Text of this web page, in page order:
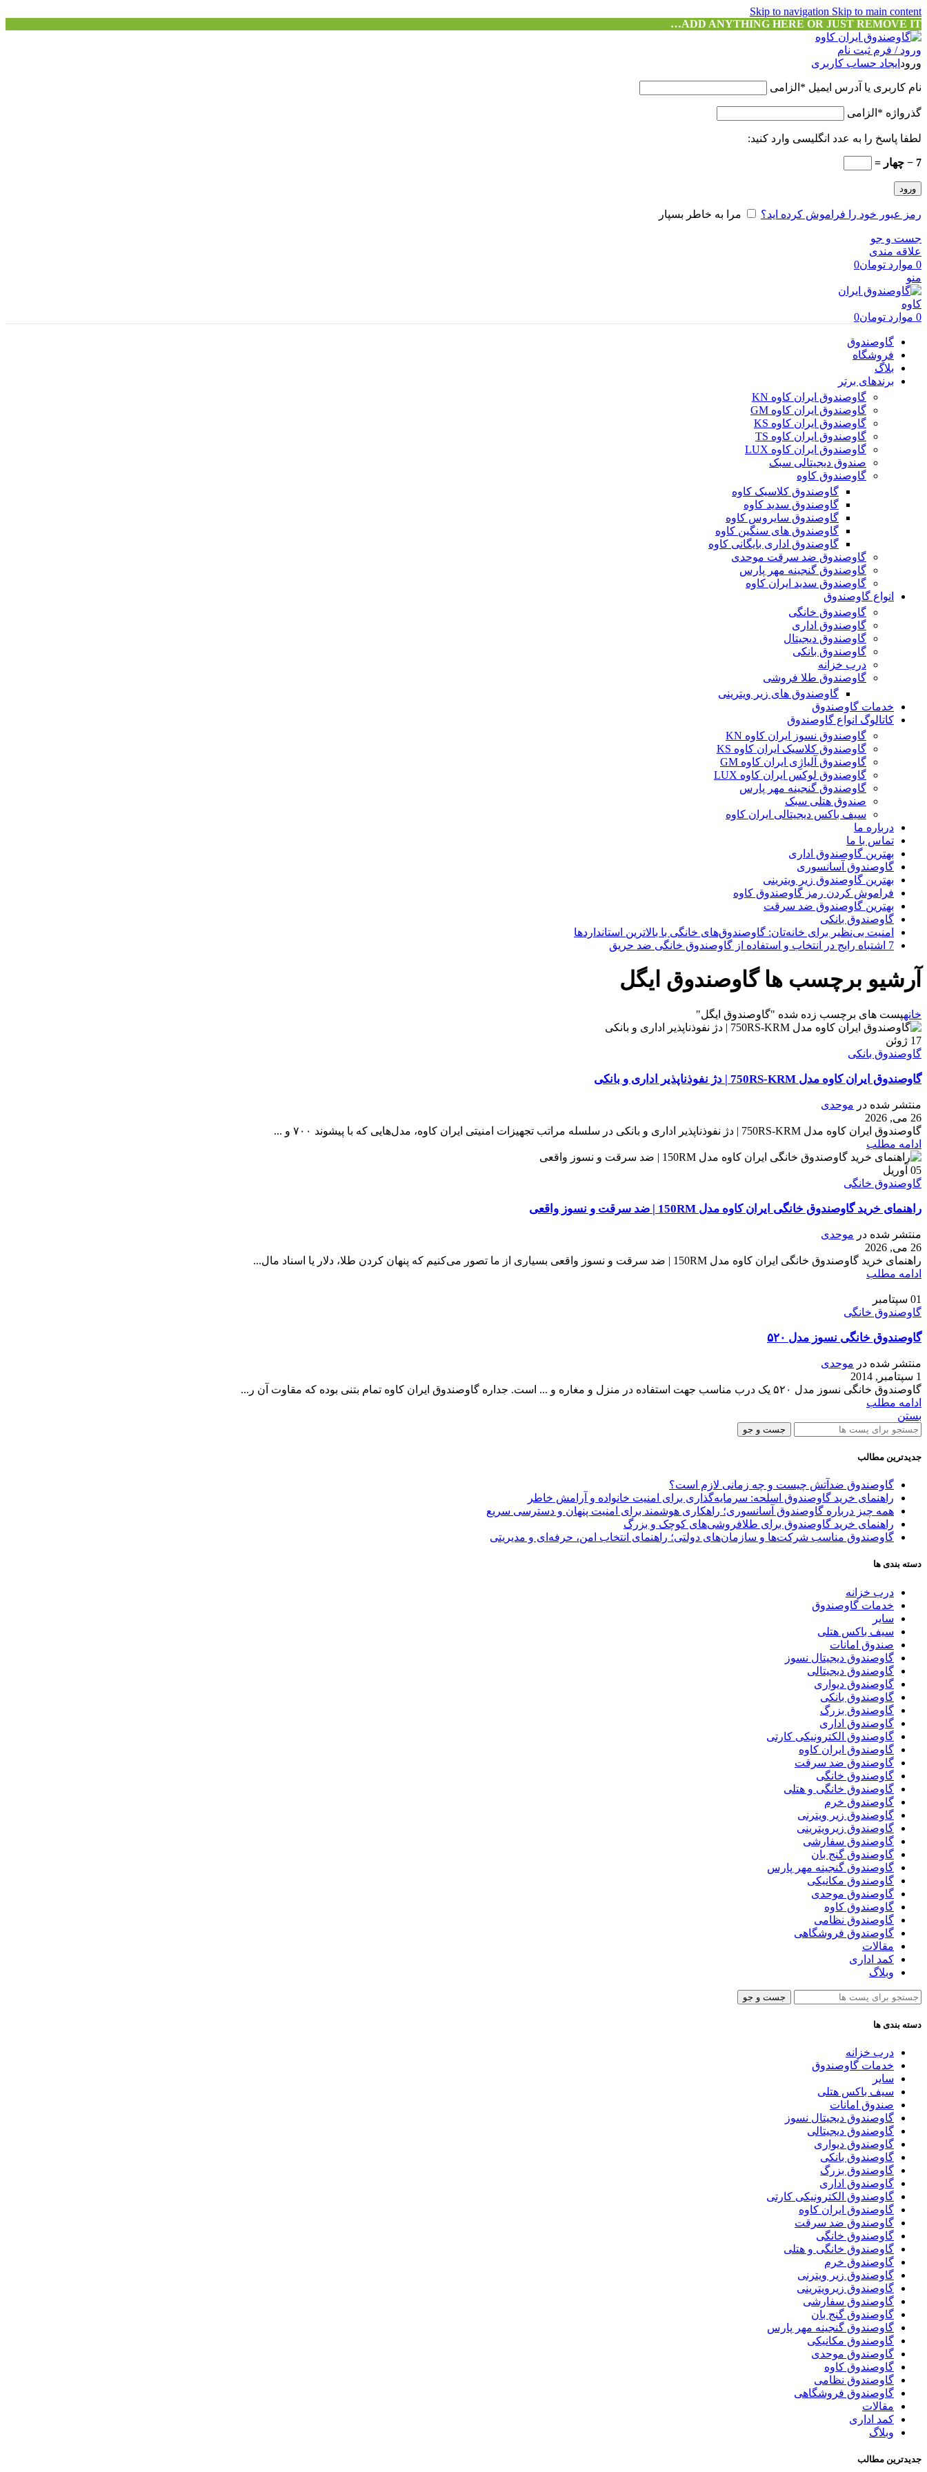
Skip to navigation Skip to main content
ADD ANYTHING HERE OR JUST REMOVE IT…
ورود / فرم ثبت نام
ورود ایجاد حساب کاربری
نام کاربری یا آدرس ایمیل * الزامی
گذرواژه * الزامی
لطفا پاسخ را به عدد انگلیسی وارد کنید:
7 − چهار =
ورود
رمز عبور خود را فراموش کرده اید؟ مرا به خاطر بسپار
جست و جو
علاقه مندی
0 موارد تومان0
منو
0 موارد تومان0
گاوصندوق
فروشگاه
بلاگ
برندهای برتر
گاوصندوق ایران کاوه KN
گاوصندوق ایران کاوه GM
گاوصندوق ایران کاوه KS
گاوصندوق ایران کاوه TS
گاوصندوق ایران کاوه LUX
صندوق دیجیتالی سبک
گاوصندوق کاوه
گاوصندوق کلاسیک کاوه
گاوصندوق سدید کاوه
گاوصندوق سایروس کاوه
گاوصندوق های سنگین کاوه
گاوصندوق اداری بایگانی کاوه
گاوصندوق ضد سرقت موحدی
گاوصندوق گنجینه مهر پارس
گاوصندوق سدید ایران کاوه
انواع گاوصندوق
گاوصندوق خانگی
گاوصندوق اداری
گاوصندوق دیجیتال
گاوصندوق بانکی
درب خزانه
گاوصندوق طلا فروشی
گاوصندوق های زیر ویترینی
خدمات گاوصندوق
کاتالوگ انواع گاوصندوق
گاوصندوق نسوز ایران کاوه KN
گاوصندوق کلاسیک ایران کاوه KS
گاوصندوق آلیاژِی ایران کاوه GM
گاوصندوق لوکس ایران کاوه LUX
گاوصندوق گنجینه مهر پارس
صندوق هتلی سبک
سیف باکس دیجیتالی ایران کاوه
درباره ما
تماس با ما
بهترین گاوصندوق اداری
گاوصندوق آسانسوری
بهترین گاوصندوق زیر ویترینی
فراموش کردن رمز گاوصندوق کاوه
بهترین گاوصندوق ضد سرقت
گاوصندوق بانکی
امنیت بی‌نظیر برای خانه‌تان: گاوصندوق‌های خانگی با بالاترین استانداردها
7 اشتباه رایج در انتخاب و استفاده از گاوصندوق خانگی ضد حریق
آرشیو برچسب ها گاوصندوق ایگل
خانهپست های برچسب زده شده "گاوصندوق ایگل"
17 ژوئن
گاوصندوق بانکی
گاوصندوق ایران کاوه مدل 750RS-KRM | دژ نفوذناپذیر اداری و بانکی
منتشر شده در موحدی
26 می, 2026
گاوصندوق ایران کاوه مدل 750RS-KRM | دژ نفوذناپذیر اداری و بانکی در سلسله مراتب تجهیزات امنیتی ایران کاوه، مدل‌هایی که با پیشوند ۷۰۰ و ...
ادامه مطلب
05 آوریل
گاوصندوق خانگی
راهنمای خرید گاوصندوق خانگی ایران کاوه مدل 150RM | ضد سرقت و نسوز واقعی
منتشر شده در موحدی
26 می, 2026
راهنمای خرید گاوصندوق خانگی ایران کاوه مدل 150RM | ضد سرقت و نسوز واقعی بسیاری از ما تصور می‌کنیم که پنهان کردن طلا، دلار یا اسناد مال...
ادامه مطلب
01 سپتامبر
گاوصندوق خانگی
گاوصندوق خانگی نسوز مدل ۵۲۰
منتشر شده در موحدی
1 سپتامبر, 2014
گاوصندوق خانگی نسوز مدل ۵۲۰ یک درب مناسب جهت استفاده در منزل و مغاره و ... است. جداره گاوصندوق ایران کاوه تمام بتنی بوده که مقاوت آن ر...
ادامه مطلب
بستن
جست و جو
جدیدترین مطالب
گاوصندوق ضدآتش چیست و چه زمانی لازم است؟
راهنمای خرید گاوصندوق اسلحه: سرمایه‌گذاری برای امنیت خانواده و آرامش خاطر
همه چیز درباره گاوصندوق آسانسوری؛ راهکاری هوشمند برای امنیت پنهان و دسترسی سریع
راهنمای خرید گاوصندوق برای طلافروشی‌های کوچک و بزرگ
گاوصندوق مناسب شرکت‌ها و سازمان‌های دولتی؛ راهنمای انتخاب امن، حرفه‌ای و مدیریتی
دسته بندی ها
درب خزانه
خدمات گاوصندوق
سایر
سیف باکس هتلی
صندوق امانات
گاوصندوق دیجیتال نسوز
گاوصندوق دیجیتالی
گاوصندوق دیواری
گاوصندوق بانکی
گاوصندوق بزرگ
گاوصندوق اداری
گاوصندوق الکترونیکی کارتی
گاوصندوق ایران کاوه
گاوصندوق ضد سرقت
گاوصندوق خانگی
گاوصندوق خانگی و هتلی
گاوصندوق خرم
گاوصندوق زیر ویترنی
گاوصندوق زیرویترینی
گاوصندوق سفارشی
گاوصندوق گنج بان
گاوصندوق گنجینه مهر پارس
گاوصندوق مکانیکی
گاوصندوق موحدی
گاوصندوق کاوه
گاوصندوق نظامی
گاوصندوق فروشگاهی
مقالات
کمد اداری
وبلاگ
جست و جو
دسته بندی ها
درب خزانه
خدمات گاوصندوق
سایر
سیف باکس هتلی
صندوق امانات
گاوصندوق دیجیتال نسوز
گاوصندوق دیجیتالی
گاوصندوق دیواری
گاوصندوق بانکی
گاوصندوق بزرگ
گاوصندوق اداری
گاوصندوق الکترونیکی کارتی
گاوصندوق ایران کاوه
گاوصندوق ضد سرقت
گاوصندوق خانگی
گاوصندوق خانگی و هتلی
گاوصندوق خرم
گاوصندوق زیر ویترنی
گاوصندوق زیرویترینی
گاوصندوق سفارشی
گاوصندوق گنج بان
گاوصندوق گنجینه مهر پارس
گاوصندوق مکانیکی
گاوصندوق موحدی
گاوصندوق کاوه
گاوصندوق نظامی
گاوصندوق فروشگاهی
مقالات
کمد اداری
وبلاگ
جدیدترین مطالب